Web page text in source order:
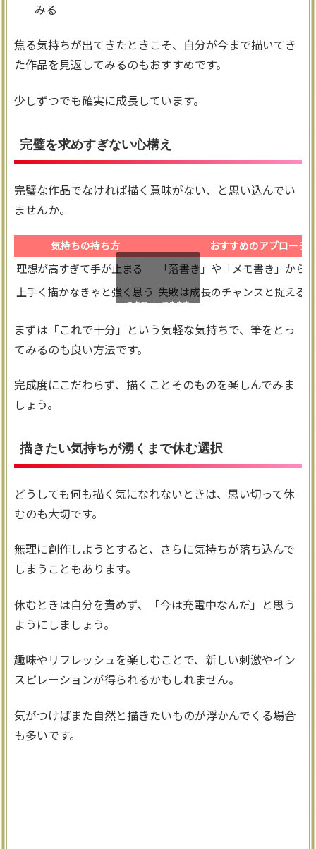
みる
焦る気持ちが出てきたときこそ、自分が今まで描いてき
た作品を見返してみるのもおすすめです。
少しずつでも確実に成長しています。
完璧を求めすぎない心構え
完璧な作品でなければ描く意味がない、と思い込んでい
ませんか。
気持ちの持ち方 おすすめのアプローチ
理想が高すぎて手が止まる
「落書き」や「メモ書き」から
上手く描かなきゃと強く思う 失敗は成長のチャンスと捉える
スクロールできます
まずは「これで十分」という気軽な気持ちで、筆をとっ
てみるのも良い方法です。
完成度にこだわらず、描くことそのものを楽しんでみま
しょう。
描きたい気持ちが湧くまで休む選択
どうしても何も描く気になれないときは、思い切って休
むのも大切です。
無理に創作しようとすると、さらに気持ちが落ち込んで
しまうこともあります。
休むときは自分を責めず、「今は充電中なんだ」と思う
ようにしましょう。
趣味やリフレッシュを楽しむことで、新しい刺激やイン
スピレーションが得られるかもしれません。
気がつけばまた自然と描きたいものが浮かんでくる場合
も多いです。